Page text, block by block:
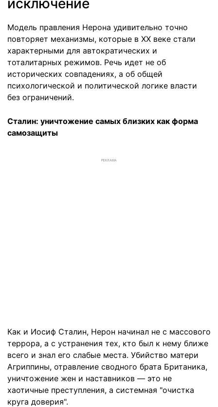
исключение
Модель правления Нерона удивительно точно
повторяет механизмы, которые в ХХ веке стали
характерными для автократических и
тоталитарных режимов. Речь идет не об
исторических совпадениях, а об общей
психологической и политической логике власти
без ограничений.
Сталин: уничтожение самых близких как форма
самозащиты
РЕКЛАМА
Как и Иосиф Сталин, Нерон начинал не с массового
террора, а с устранения тех, кто был к нему ближе
всего и знал его слабые места. Убийство матери
Агриппины, отравление сводного брата Британика,
уничтожение жен и наставников — это не
хаотичные преступления, а системная "очистка
круга доверия".